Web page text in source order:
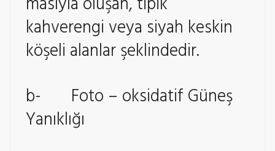
kahverengi veya siyah keskin
köşeli alanlar şeklindedir.
b- Foto – oksidatif Güneş
Yanıklığı